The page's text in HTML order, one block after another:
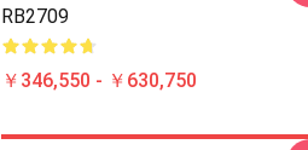
RB2709
￥346,550 - ￥630,750